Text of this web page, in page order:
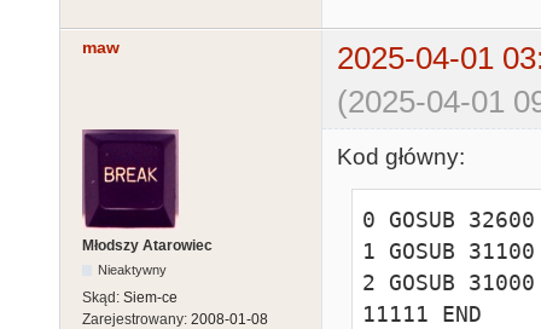
maw
2025-04-01
(2025-04-01
Młodszy Atarowiec
Nieaktywny
Skąd: Siem-ce
Zarejestrowany: 2008-01-08
Kod główny:
0 GOSUB 32600
1 GOSUB 31100
2 GOSUB 31000
11111 END